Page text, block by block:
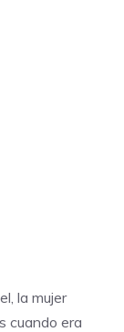
la mujer
cuando era